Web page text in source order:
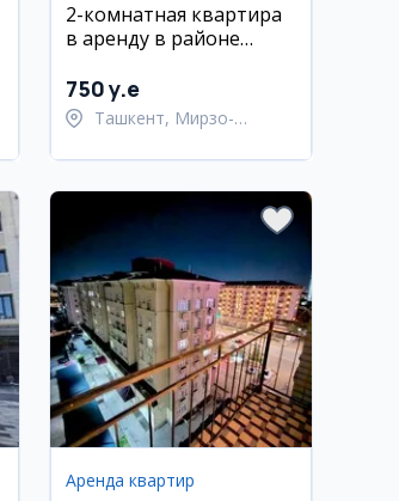
2-комнатная квартира
в аренду в районе
7/8 этаж
750 y.e
Ташкент, Мирзо-
Аренда квартир